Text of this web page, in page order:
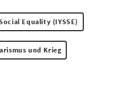
Equality (IYSSE)
und Krieg